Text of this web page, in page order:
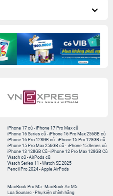
iPhone 17 cũ-iPhone 17 Pro Max cũ
iPhone 16 Series cũ- iPhone 16 Pro Max 256GB cũ
iPhone 16 Pro 128GB cũ-iPhone 15 Pro 128GB cũ
iPhone 15 Pro Max 256GB cũ- iPhone 15 Series cũ
iPhone 13 128GB Cũ-iPhone 12 Pro Max 128GB Cũ
Watch cũ-AirPods cũ
Watch Series 11 -Watch SE 2025
Pencil Pro 2024-Apple AirPods
MacBook Pro M5- MacBook Air M5
Loa Sounarc- Phụ kiện chính hãng